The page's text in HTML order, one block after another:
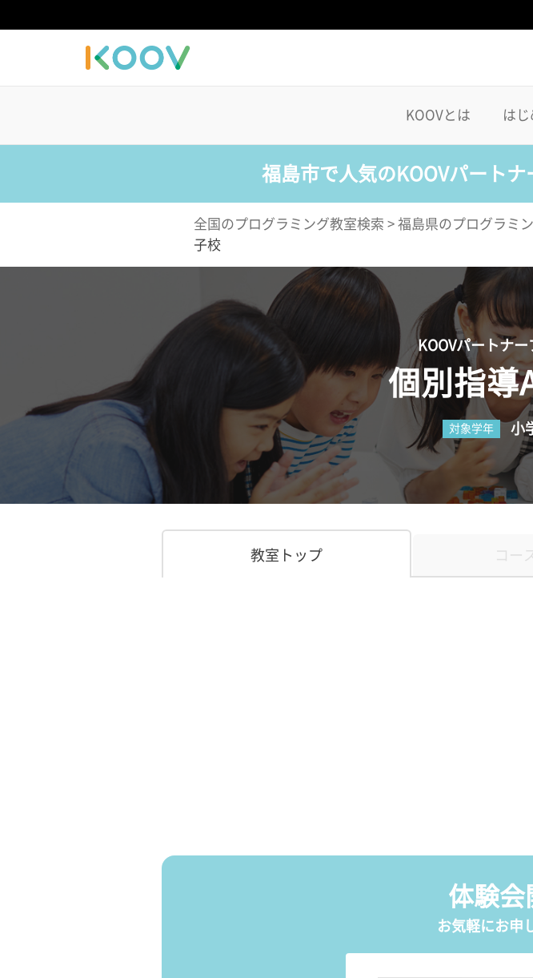
KOOVとは は
福島市で人気のKOOVパート
全国のプログラミング教室検索 > 福島県のプログラミ
子校
KOOVパートナ
個別指導
対象学年 小
教室トップ コー
体験会
お気軽にお申